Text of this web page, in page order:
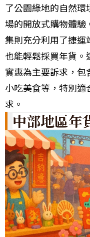
了公園綠地的自然
場的開放式購物體驗
集則充分利用了捷運
也能輕鬆採買年貨。
實惠為主要訴求，包
小吃美食等，特別
求。
中部地區年